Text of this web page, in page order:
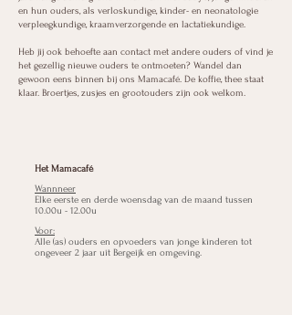
en hun ouders, als verloskundige, kinder- en neonatologie
verpleegkundige, kraamverzorgende en lactatiekundige.
Heb jij ook behoefte aan contact met andere ouders of vind je
het gezellig nieuwe ouders te ontmoeten? Wandel dan
gewoon eens binnen bij ons Mamacafé. De koffie, thee staat
klaar. Broertjes, zusjes en grootouders zijn ook welkom.
Het Mamacafé
Wannneer
Elke eerste en derde woensdag van de maand tussen
10.00u - 12.00u
Voor:
Alle (as) ouders en opvoeders van jonge kinderen tot
ongeveer 2 jaar uit Bergeijk en omgeving.